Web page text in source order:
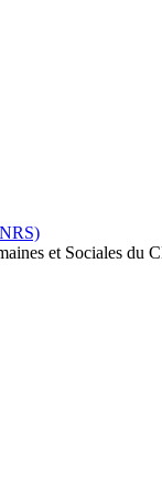
et Sociales du